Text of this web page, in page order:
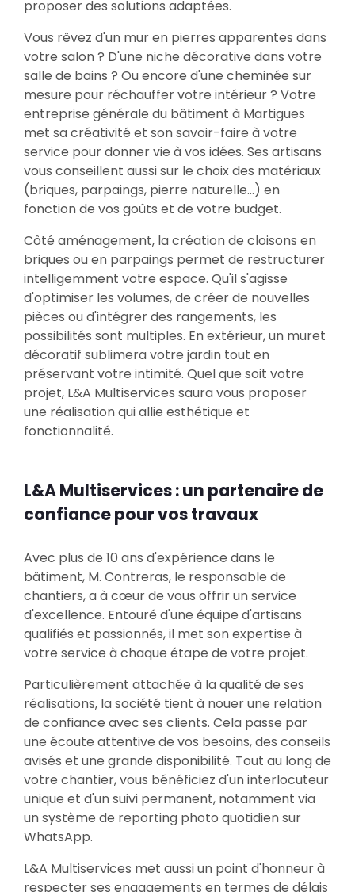
proposer des solutions adaptées.
Vous rêvez d'un mur en pierres apparentes dans
votre salon ? D'une niche décorative dans votre
salle de bains ? Ou encore d'une cheminée sur
mesure pour réchauffer votre intérieur ? Votre
entreprise générale du bâtiment à Martigues
met sa créativité et son savoir-faire à votre
service pour donner vie à vos idées. Ses artisans
vous conseillent aussi sur le choix des matériaux
(briques, parpaings, pierre naturelle...) en
fonction de vos goûts et de votre budget.
Côté aménagement, la création de cloisons en
briques ou en parpaings permet de restructurer
intelligemment votre espace. Qu'il s'agisse
d'optimiser les volumes, de créer de nouvelles
pièces ou d'intégrer des rangements, les
possibilités sont multiples. En extérieur, un muret
décoratif sublimera votre jardin tout en
préservant votre intimité. Quel que soit votre
projet, L&A Multiservices saura vous proposer
une réalisation qui allie esthétique et
fonctionnalité.
L&A Multiservices : un partenaire de
confiance pour vos travaux
Avec plus de 10 ans d'expérience dans le
bâtiment, M. Contreras, le responsable de
chantiers, a à cœur de vous offrir un service
d'excellence. Entouré d'une équipe d'artisans
qualifiés et passionnés, il met son expertise à
votre service à chaque étape de votre projet.
Particulièrement attachée à la qualité de ses
réalisations, la société tient à nouer une relation
de confiance avec ses clients. Cela passe par
une écoute attentive de vos besoins, des conseils
avisés et une grande disponibilité. Tout au long de
votre chantier, vous bénéficiez d'un interlocuteur
unique et d'un suivi permanent, notamment via
un système de reporting photo quotidien sur
WhatsApp.
L&A Multiservices met aussi un point d'honneur à
respecter ses engagements en termes de délais